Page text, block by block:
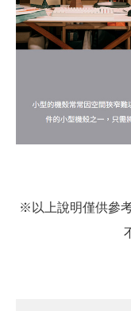
※以上說明僅供參